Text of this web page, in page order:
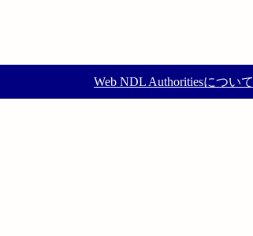
Web NDL Authoritiesについて